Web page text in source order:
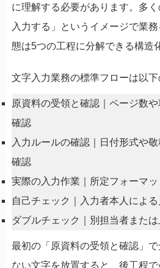
に理解する必要があります。多
入力する」というイメージで業
態は5つの工程に分解できる構造
文字入力業務の標準フローは以下
原資料の受領と確認｜ページ数
確認
入力ルールの確認｜日付形式や
確認
実際の入力作業｜所定フォーマ
自己チェック｜入力者本人による
ダブルチェック｜別担当者また
最初の「原資料の受領と確認」
ない文字を放置すると、後工程